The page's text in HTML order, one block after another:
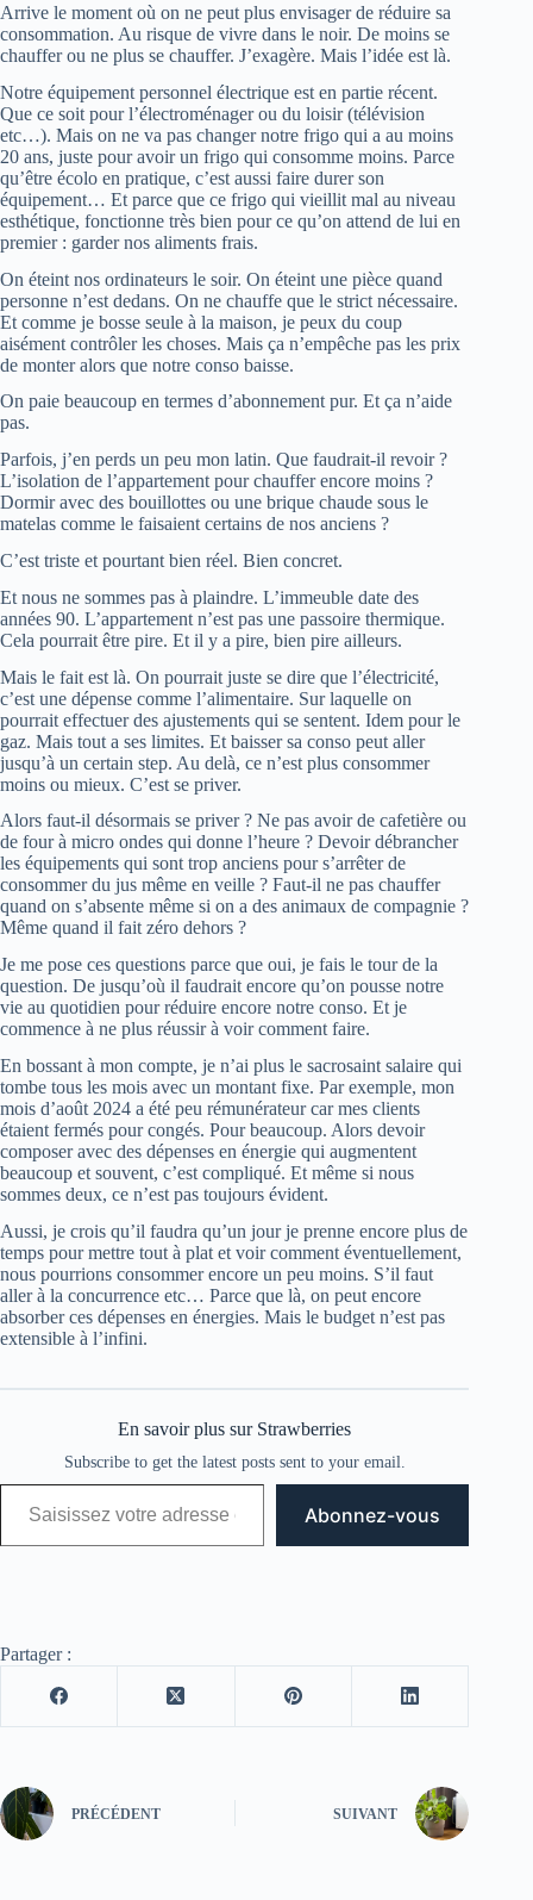
Arrive le moment où on ne peut plus envisager de réduire sa
consommation. Au risque de vivre dans le noir. De moins se
chauffer ou ne plus se chauffer. J’exagère. Mais l’idée est là.
Notre équipement personnel électrique est en partie récent.
Que ce soit pour l’électroménager ou du loisir (télévision
etc…). Mais on ne va pas changer notre frigo qui a au moins
20 ans, juste pour avoir un frigo qui consomme moins. Parce
qu’être écolo en pratique, c’est aussi faire durer son
équipement… Et parce que ce frigo qui vieillit mal au niveau
esthétique, fonctionne très bien pour ce qu’on attend de lui en
premier : garder nos aliments frais.
On éteint nos ordinateurs le soir. On éteint une pièce quand
personne n’est dedans. On ne chauffe que le strict nécessaire.
Et comme je bosse seule à la maison, je peux du coup
aisément contrôler les choses. Mais ça n’empêche pas les prix
de monter alors que notre conso baisse.
On paie beaucoup en termes d’abonnement pur. Et ça n’aide
pas.
Parfois, j’en perds un peu mon latin. Que faudrait-il revoir ?
L’isolation de l’appartement pour chauffer encore moins ?
Dormir avec des bouillottes ou une brique chaude sous le
matelas comme le faisaient certains de nos anciens ?
C’est triste et pourtant bien réel. Bien concret.
Et nous ne sommes pas à plaindre. L’immeuble date des
années 90. L’appartement n’est pas une passoire thermique.
Cela pourrait être pire. Et il y a pire, bien pire ailleurs.
Mais le fait est là. On pourrait juste se dire que l’électricité,
c’est une dépense comme l’alimentaire. Sur laquelle on
pourrait effectuer des ajustements qui se sentent. Idem pour le
gaz. Mais tout a ses limites. Et baisser sa conso peut aller
jusqu’à un certain step. Au delà, ce n’est plus consommer
moins ou mieux. C’est se priver.
Alors faut-il désormais se priver ? Ne pas avoir de cafetière ou
de four à micro ondes qui donne l’heure ? Devoir débrancher
les équipements qui sont trop anciens pour s’arrêter de
consommer du jus même en veille ? Faut-il ne pas chauffer
quand on s’absente même si on a des animaux de compagnie ?
Même quand il fait zéro dehors ?
Je me pose ces questions parce que oui, je fais le tour de la
question. De jusqu’où il faudrait encore qu’on pousse notre
vie au quotidien pour réduire encore notre conso. Et je
commence à ne plus réussir à voir comment faire.
En bossant à mon compte, je n’ai plus le sacrosaint salaire qui
tombe tous les mois avec un montant fixe. Par exemple, mon
mois d’août 2024 a été peu rémunérateur car mes clients
étaient fermés pour congés. Pour beaucoup. Alors devoir
composer avec des dépenses en énergie qui augmentent
beaucoup et souvent, c’est compliqué. Et même si nous
sommes deux, ce n’est pas toujours évident.
Aussi, je crois qu’il faudra qu’un jour je prenne encore plus de
temps pour mettre tout à plat et voir comment éventuellement,
nous pourrions consommer encore un peu moins. S’il faut
aller à la concurrence etc… Parce que là, on peut encore
absorber ces dépenses en énergies. Mais le budget n’est pas
extensible à l’infini.
En savoir plus sur Strawberries
Subscribe to get the latest posts sent to your email.
Saisissez votre adresse e-mail…
Abonnez-vous
Partager :
PRÉCÉDENT SUIVANT